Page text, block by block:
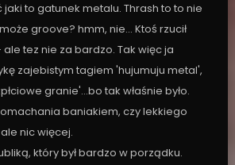
to gatunek metalu. Thrash to to nie
groove? hmm, nie… Ktoś rzucił
tez nie za bardzo. Tak więc ja
zajebistym tagiem 'hujumuju metal',
granie'…bo tak właśnie było.
baniakiem, czy lekkiego
nic więcej.
który był bardzo w porządku.